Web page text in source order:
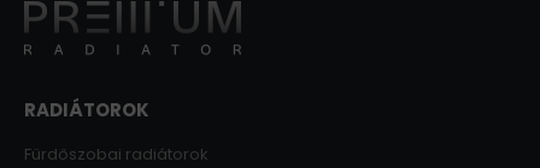
RADIÁTOROK
Fürdőszobai radiátorok